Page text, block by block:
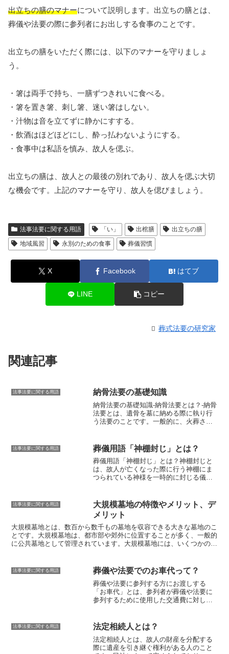
出立ちの膳のマナーについて説明します。出立ちの膳とは、
葬儀や法要の際に参列者にお出しする食事のことです。
出立ちの膳をいただく際には、以下のマナーを守りましょ
う。
・箸は両手で持ち、一膳ずつきれいに食べる。
・箸を置き箸、刺し箸、迷い箸はしない。
・汁物は音を立てずに静かにすする。
・飲酒はほどほどにし、酔っ払わないようにする。
・食事中は私語を慎み、故人を偲ぶ。
出立ちの膳は、故人との最後の別れであり、故人を偲ぶ大切
な機会です。上記のマナーを守り、故人を偲びましょう。
法事法要に関する用語 「い」 出棺膳
出立ちの膳
地域風習
永別のための食事 葬儀習慣
X Facebook はてブ
LINE コピー
葬式法要の研究家
関連記事
法事法要に関する用語 納骨法要の基礎知識
納骨法要の基礎知識-納骨法要とは？-納骨
法要とは、遺骨を墓に納める際に執り行
う法要のことです。一般的に、火葬され
とが多いです。また、タイミングが合っ
た場合、お盆やお彼岸に執り行われる場
合や、一年の忌明けとなる「一周忌」に
合わせて行われることもあります。納骨
法要は、故人を偲び、冥福を祈るための
るための区切りの儀式でもあります。納
骨法要の形式は、宗派や地域によって異
なりますが、一般的に以下のような流れ
で行われます。1. 開式の辞2. 読経3. 焼香
4. 献花5. 閉式の辞納骨法要には、さまざ
まな意味があります。故人を偲び、冥福
るための区切りの儀式でもあります。ま
た、納骨法要を行うことで、故人が安心
して成仏できると考えられています。
法事法要に関する用語 葬儀用語「神棚封じ」とは？
葬儀用語「神棚封じ」とは？神棚封じと
は、故人が亡くなった際に行う神棚にま
つられている神様を一時的に封じる儀式
がらせたりしないように行われます。ま
た、故人の霊が神棚に祀られている神様
の力を借りて、成仏できるようにするた
めに行われることもあります。神棚封じ
は、一般的に葬儀の最初に執り行われま
す。葬儀を行う部屋の神棚に白い布を被
まで行われます。遺族が喪中の間は、神
棚の掃除をしたり、お供え物をしたりす
ることはできません。神棚封じは、故人
の霊を敬い、成仏させるための大切な儀
式です。神棚封じを行うことで、故人の
法事法要に関する用語
大規模墓地の特徴やメリット、デ
メリット
大規模墓地とは、数百から数千もの墓地を収容できる大きな墓地のこ
とです。大規模墓地は、都市部や郊外に位置することが多く、一般的
に公共墓地として管理されています。大規模墓地には、いくつかの特
都市部などの限られたスペースでも多くの埋葬に対応できるというメ
リットがあります。また、大規模墓地は、 公園のような景観を備えて
ため、散歩やジョギングなどのレクリエーションの場
としても利用することができます。一方、大規模墓地のデメリットと
墓地の管理が複雑になりやすい点が挙げられます。墓地の数
市部にある場合が多く、アクセスが悪いというデメリットもありま
しまうこともあるでしょう。
法事法要に関する用語 葬儀や法要でのお車代って？
葬儀や法要に参列する方にお渡しする
「お車代」とは、参列者が葬儀や法要に
参列するために使用した交通費に対して
交通費を補填するために支払われるもの
であり、参列者の交通費の一部を負担す
るという意味合いがあります。車代は地
域差はあるものの、一般的に１万円程度
法事法要に関する用語 法定相続人とは？
法定相続人とは、故人の財産を分配する
際に遺産を引き継ぐ権利がある人のこと